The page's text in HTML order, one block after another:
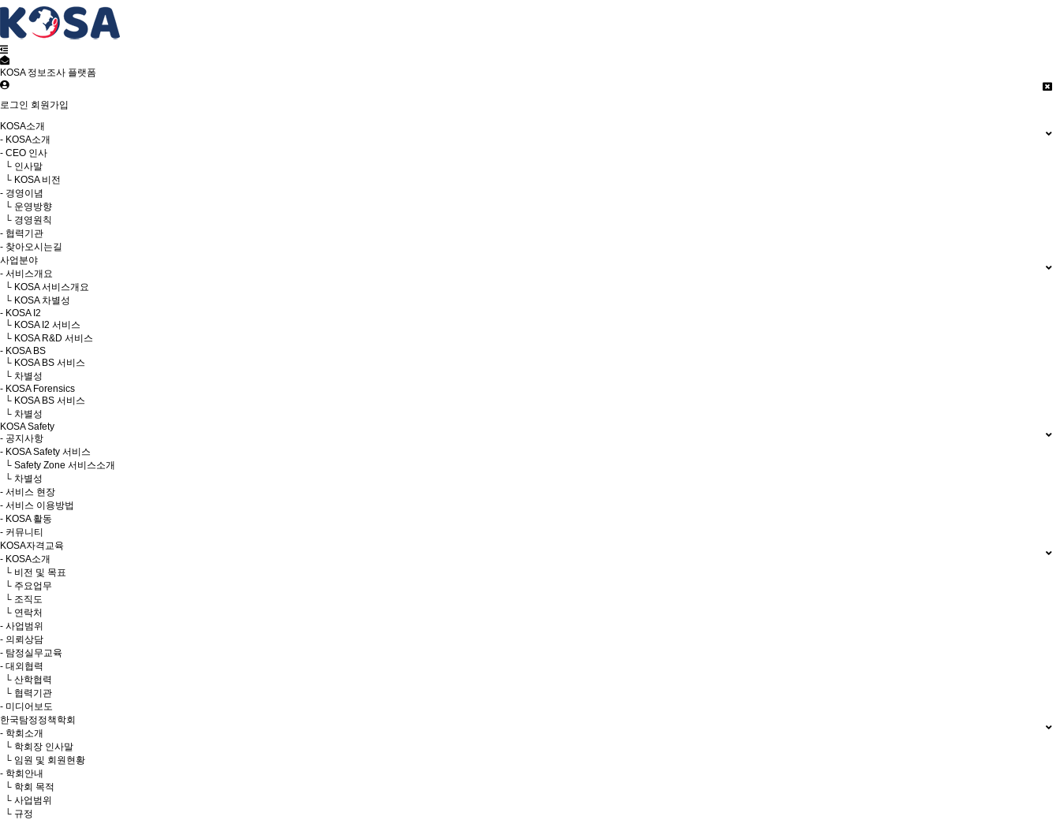
KOSA 정보조사 플랫폼
로그인 회원가입
KOSA소개
- KOSA소개
- CEO 인사
└ 인사말
└ KOSA 비전
- 경영이념
└ 운영방향
└ 경영원칙
- 협력기관
- 찾아오시는길
사업분야
- 서비스개요
└ KOSA 서비스개요
└ KOSA 차별성
- KOSA I2
└ KOSA I2 서비스
└ KOSA R&D 서비스
- KOSA BS
└ KOSA BS 서비스
└ 차별성
- KOSA Forensics
└ KOSA BS 서비스
└ 차별성
KOSA Safety
- 공지사항
- KOSA Safety 서비스
└ Safety Zone 서비스소개
└ 차별성
- 서비스 현장
- 서비스 이용방법
- KOSA 활동
- 커뮤니티
KOSA자격교육
- KOSA소개
└ 비전 및 목표
└ 주요업무
└ 조직도
└ 연락처
- 사업범위
- 의뢰상담
- 탐정실무교육
- 대외협력
└ 산학협력
└ 협력기관
- 미디어보도
한국탐정정책학회
- 학회소개
└ 학회장 인사말
└ 임원 및 회원현황
- 학회안내
└ 학회 목적
└ 사업범위
└ 규정